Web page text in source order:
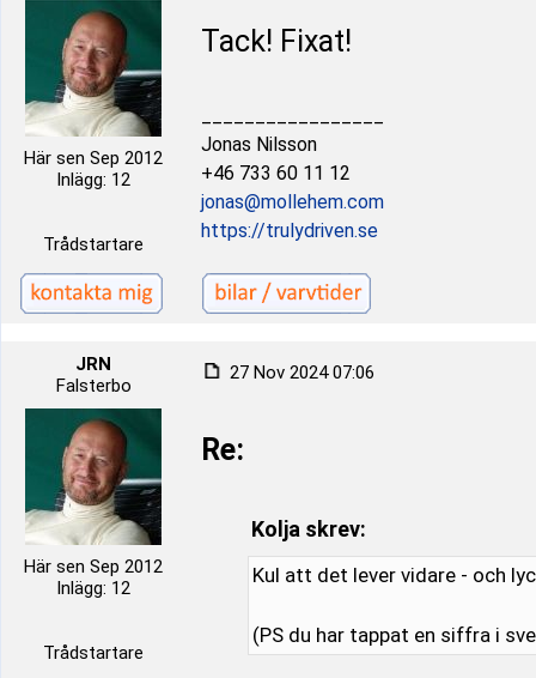
Här sen Sep 2012
Inlägg: 12
Trådstartare
Tack! Fixat!
Jonas Nilsson
+46 733 60 11 12
jonas@mollehem.com
https://trulydriven.se
JRN
Falsterbo
Här sen Sep 2012
Inlägg: 12
Trådstartare
27 Nov 2024 07:06
Re:
Kolja skrev:
Kul att det lever vidare - och
(PS du har tappat en siffra i